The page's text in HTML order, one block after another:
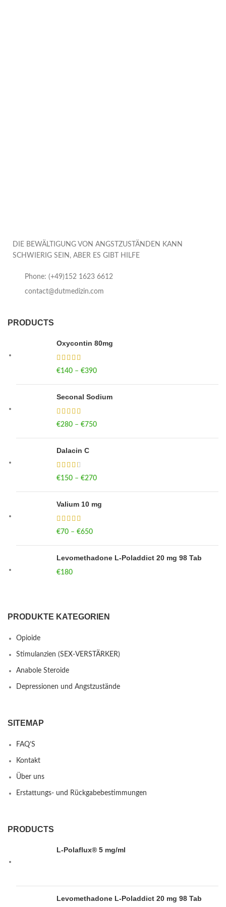
DIE BEWÄLTIGUNG VON ANGSTZUSTÄNDEN KANN
SCHWIERIG SEIN, ABER ES GIBT HILFE
Phone: (+49)152 1623 6612
contact@dutmedizin.com
PRODUCTS
Oxycontin 80mg
€140 – €390
Seconal Sodium
€280 – €750
Dalacin C
€150 – €270
Valium 10 mg
€70 – €650
Levomethadone L-Poladdict 20 mg 98 Tab
€180
PRODUKTE KATEGORIEN
Opioide
Stimulanzien (SEX-VERSTÄRKER)
Anabole Steroide
Depressionen und Angstzustände
SITEMAP
FAQ’S
Kontakt
Über uns
Erstattungs- und Rückgabebestimmungen
PRODUCTS
L-Polaflux® 5 mg/ml
Levomethadone L-Poladdict 20 mg 98 Tab